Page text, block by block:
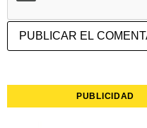
PUBLICIDAD